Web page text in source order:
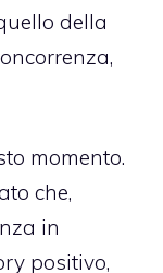
della
momento.
che,
in
positivo,